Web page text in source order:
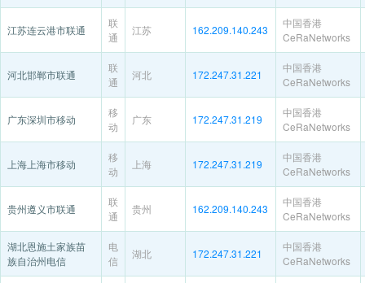
江苏连云港市联通
联
通
江苏 162.209.140.243
中国香港
CeRaNetworks
河北邯郸市联通
联
通
河北 172.247.31.221
中国香港
CeRaNetworks
广东深圳市移动
移
动
广东 172.247.31.219
中国香港
CeRaNetworks
上海上海市移动
移
动
上海 172.247.31.219
中国香港
CeRaNetworks
贵州遵义市联通
联
通
贵州 162.209.140.243
中国香港
CeRaNetworks
湖北恩施土家族苗
族自治州电信
电
信
湖北 172.247.31.221
中国香港
CeRaNetworks